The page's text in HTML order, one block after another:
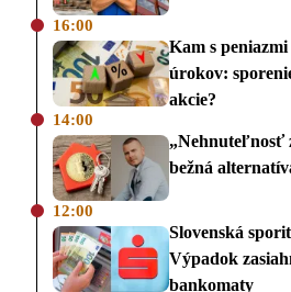
16:00
Kam s
úrokov:
akcie?
14:00
„Nehnuteľnosť
bežná
12:00
Slovenská
Výpadok
bankomaty